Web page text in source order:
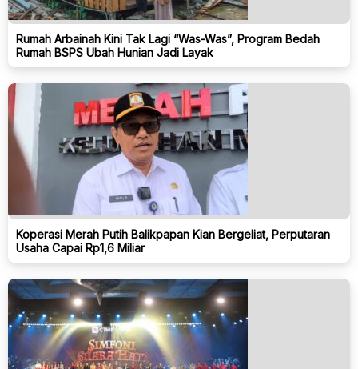
Rumah Arbainah Kini Tak Lagi “Was-Was”, Program Bedah
Rumah BSPS Ubah Hunian Jadi Layak
Koperasi Merah Putih Balikpapan Kian Bergeliat, Perputaran
Usaha Capai Rp1,6 Miliar